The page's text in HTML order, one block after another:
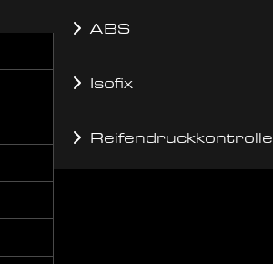
ABS
Isofix
Reifendruckkontrolle